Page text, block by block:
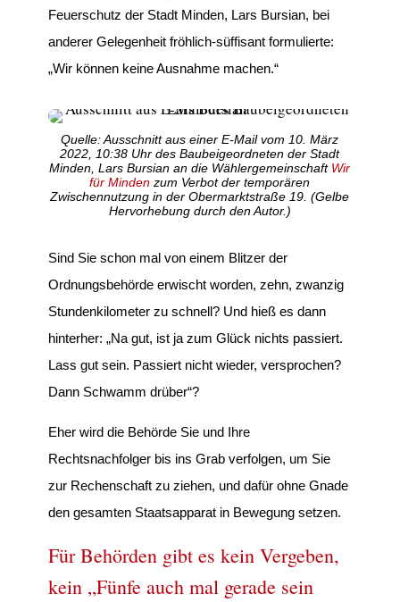
Feuerschutz der Stadt Minden, Lars Bursian, bei
anderer Gelegenheit fröhlich-süffisant formulierte:
„Wir können keine Ausnahme machen.“
Quelle: Ausschnitt aus einer E-Mail vom 10. März
2022, 10:38 Uhr des Baubeigeordneten der Stadt
Minden, Lars Bursian an die Wählergemeinschaft Wir
für Minden zum Verbot der temporären
Zwischennutzung in der Obermarktstraße 19. (Gelbe
Hervorhebung durch den Autor.)
Sind Sie schon mal von einem Blitzer der
Ordnungsbehörde erwischt worden, zehn, zwanzig
Stundenkilometer zu schnell? Und hieß es dann
hinterher: „Na gut, ist ja zum Glück nichts passiert.
Lass gut sein. Passiert nicht wieder, versprochen?
Dann Schwamm drüber“?
Eher wird die Behörde Sie und Ihre
Rechtsnachfolger bis ins Grab verfolgen, um Sie
zur Rechenschaft zu ziehen, und dafür ohne Gnade
den gesamten Staatsapparat in Bewegung setzen.
Für Behörden gibt es kein Vergeben,
kein „Fünfe auch mal gerade sein